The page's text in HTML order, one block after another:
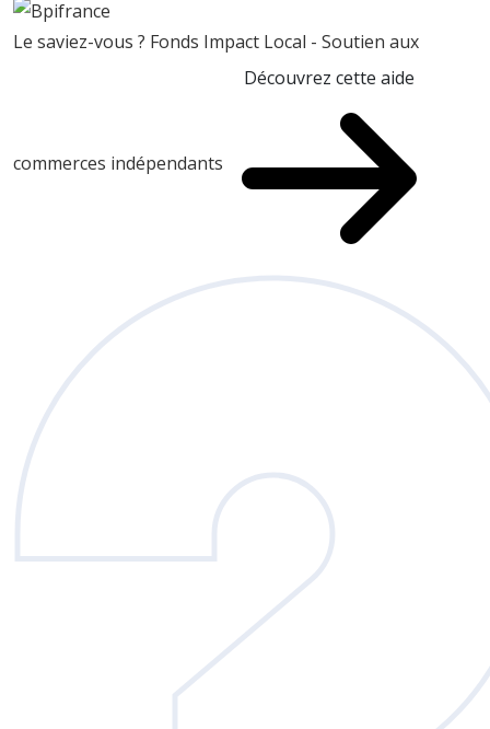
Le saviez-vous ? Fonds Impact Local - Soutien aux
commerces indépendants
Découvrez cette aide